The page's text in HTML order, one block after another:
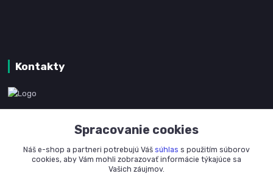
Kontakty
+421 905 327 801
(Po-Pia, 8-16 hod.)
Spracovanie cookies
Náš e-shop a partneri potrebujú Váš súhlas s použitím súborov
cookies, aby Vám mohli zobrazovať informácie týkajúce sa
Vašich záujmov.